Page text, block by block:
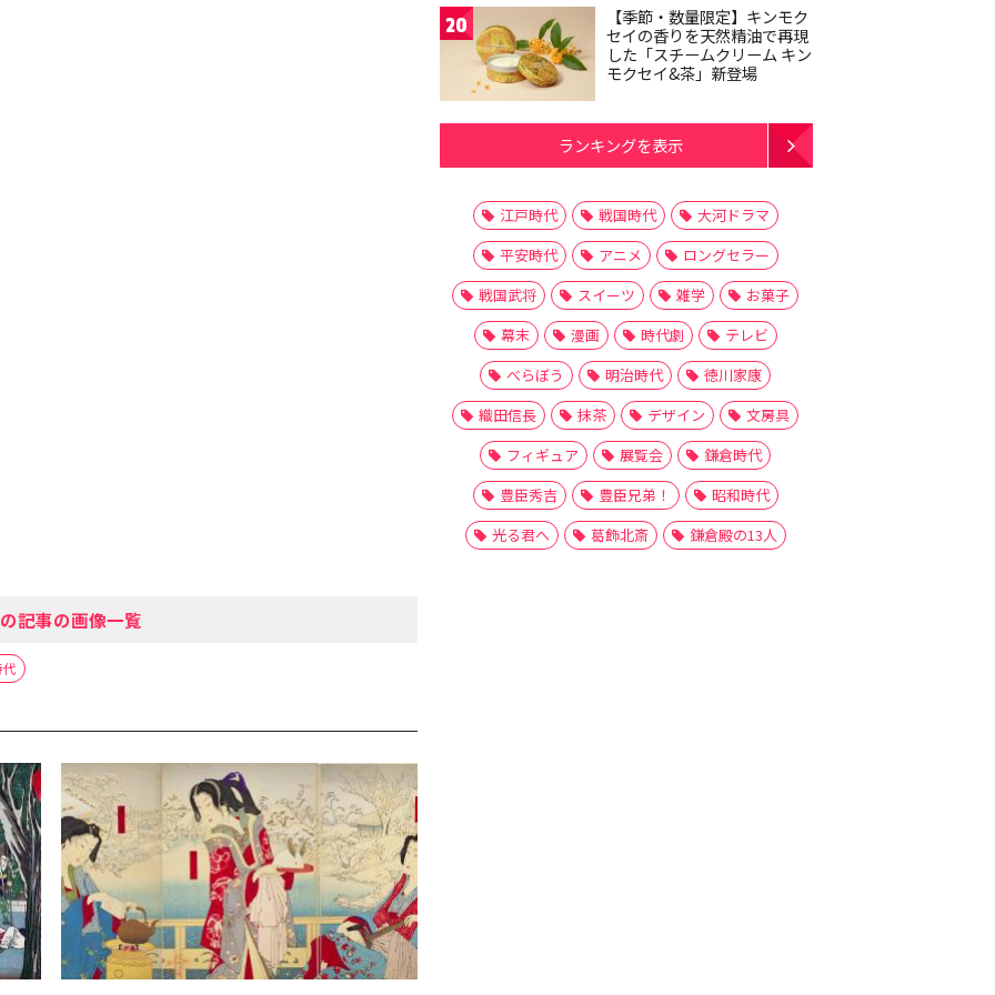
記事の画像一覧
20
【季節・数量限定】キンモク
セイの香りを天然精油で再現
した「スチームクリーム キン
モクセイ&茶」新登場
ランキングを表示
江戸時代 戦国時代
大河ドラマ
平安時代
アニメ
ロングセラー
戦国武将
スイーツ 雑学
お菓子
幕末
漫画 時代劇
テレビ
べらぼう
明治時代
徳川家康
織田信長
抹茶 デザイン
文房具
フィギュア
展覧会
鎌倉時代
豊臣秀吉
豊臣兄弟！
昭和時代
光る君へ
葛飾北斎 鎌倉殿の13人